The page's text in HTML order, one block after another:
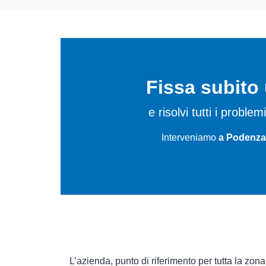
Fissa subito
e risolvi tutti i
Interveniamo a
L’azienda, punto di riferimento per tutta la